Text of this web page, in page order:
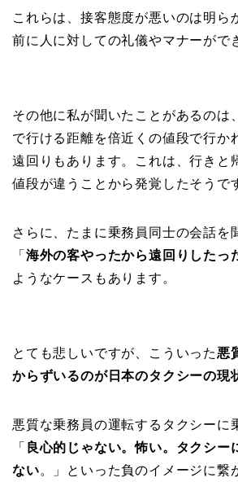
これらは、接客態度が悪いのは明ら
前に人に対しての礼儀やマナーがで
その他に私が聞いたことがあるのは
で行ける距離を倍近くの値段で行か
遠回りもあります。これは、行きと
値段が違うことから発覚したそうで
さらに、たまに乗務員同士の会話を
「 海外の客やったから遠回りしたっ
ようなケースもあります。
とても悲しいですが、こういった 悪
からずいるのが日本のタクシーの現
悪質な乗務員の運転するタクシーに
「
良心的じゃない。怖い。タクシー
ない。」といった負のイメージに繋